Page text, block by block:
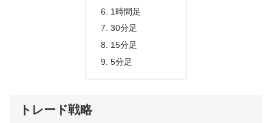
1時間足
30分足
15分足
5分足
トレード戦略